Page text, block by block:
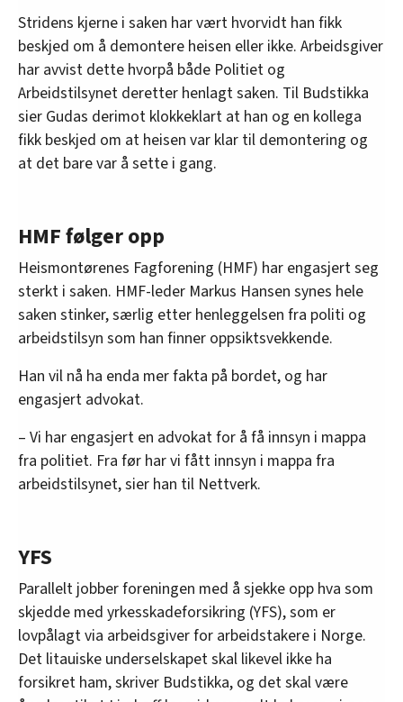
Stridens kjerne i saken har vært hvorvidt han fikk
beskjed om å demontere heisen eller ikke. Arbeidsgiver
har avvist dette hvorpå både Politiet og
Arbeidstilsynet deretter henlagt saken. Til Budstikka
sier Gudas derimot klokkeklart at han og en kollega
fikk beskjed om at heisen var klar til demontering og
at det bare var å sette i gang.
HMF følger opp
Heismontørenes Fagforening (HMF) har engasjert seg
sterkt i saken. HMF-leder Markus Hansen synes hele
saken stinker, særlig etter henleggelsen fra politi og
arbeidstilsyn som han finner oppsiktsvekkende.
Han vil nå ha enda mer fakta på bordet, og har
engasjert advokat.
– Vi har engasjert en advokat for å få innsyn i mappa
fra politiet. Fra før har vi fått innsyn i mappa fra
arbeidstilsynet, sier han til Nettverk.
YFS
Parallelt jobber foreningen med å sjekke opp hva som
skjedde med yrkesskadeforsikring (YFS), som er
lovpålagt via arbeidsgiver for arbeidstakere i Norge.
Det litauiske underselskapet skal likevel ikke ha
forsikret ham, skriver Budstikka, og det skal være